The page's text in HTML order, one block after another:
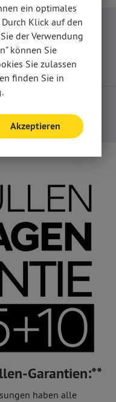
— sofort
Garantien:**
haben alle
ein optimales
Klick auf den
der Verwendung
können Sie
Sie zulassen
finden Sie in
.
Akzeptieren